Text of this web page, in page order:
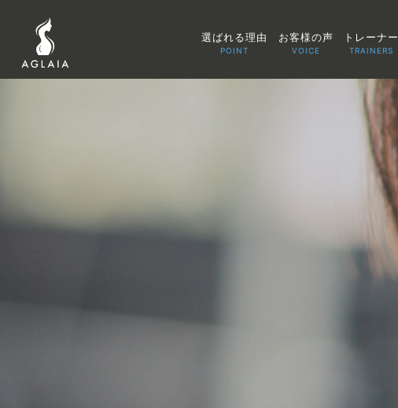
選ばれる理由
POINT
お客様の声
VOICE
トレーナー
TRAINERS